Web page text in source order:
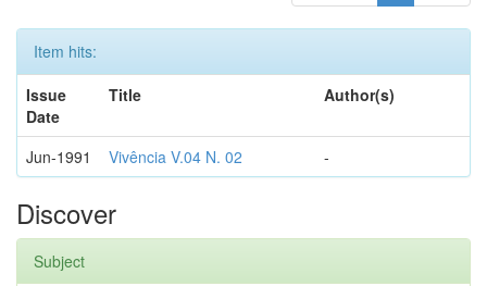
Item hits:
Issue
Date
Title Author(s)
Jun-1991 Vivência V.04 N. 02 -
Discover
Subject